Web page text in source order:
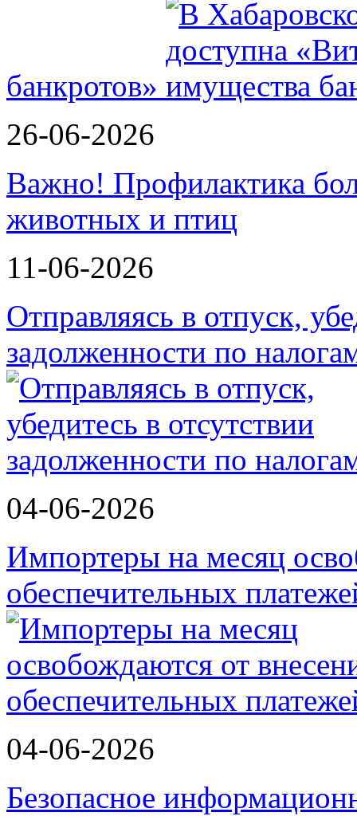
банкротов»
26-06-2026
Важно! Профилактика
животных и птиц
11-06-2026
Отправляясь в отпуск,
задолженности по
04-06-2026
Импортеры на месяц
обеспечительных
04-06-2026
Безопасное